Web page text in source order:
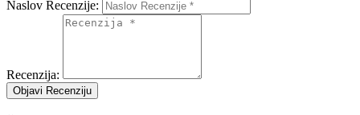
Naslov Recenzije:
Recenzija:
Objavi Recenziju